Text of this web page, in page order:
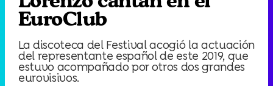
EuroClub
La discoteca del Festival acogió la actuación
del representante español de este 2019, que
estuvo acompañado por otros dos grandes
eurovisivos.